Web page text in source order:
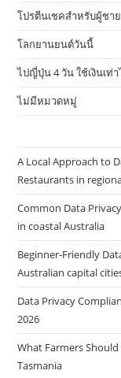
โปรตีนเชคสำหรับผู้ชาย
โลกยานยนต์วันนี้
ไปญี่ปุ่น 4 วัน ใช้เงินเท่
ไม่มีหมวดหมู่
A Local Approach to
Restaurants in
Common Data
in coastal Australia
Beginner-Friendly
Australian capital
Data Privacy
2026
What Farmers
Tasmania